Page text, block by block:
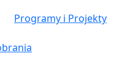
Programy i Projekty